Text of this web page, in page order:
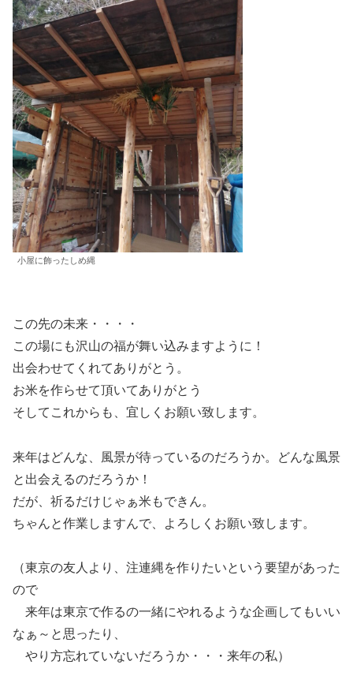
小屋に飾ったしめ縄
この先の未来・・・・
この場にも沢山の福が舞い込みますように！
出会わせてくれてありがとう。
お米を作らせて頂いてありがとう
そしてこれからも、宜しくお願い致します。
来年はどんな、風景が待っているのだろうか。どんな風景
と出会えるのだろうか！
だが、祈るだけじゃぁ米もできん。
ちゃんと作業しますんで、よろしくお願い致します。
（東京の友人より、注連縄を作りたいという要望があった
ので
来年は東京で作るの一緒にやれるような企画してもいい
なぁ～と思ったり、
やり方忘れていないだろうか・・・来年の私）